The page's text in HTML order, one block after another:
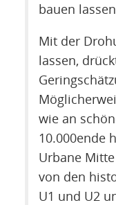
bauen
Mit der
lassen,
wie an
10.000ende
Urbane
von den
U1 und U2